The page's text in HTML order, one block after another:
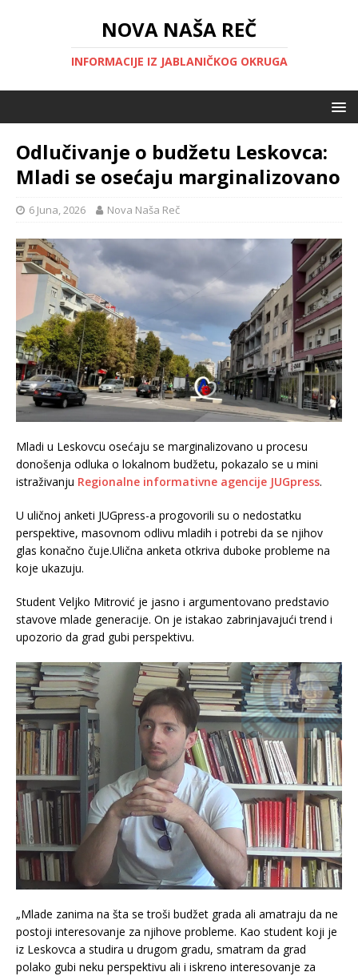
NOVA NAŠA REČ
INFORMACIJE IZ JABLANIČKOG OKRUGA
Odlučivanje o budžetu Leskovca:
Mladi se osećaju marginalizovano
6 Juna, 2026 Nova Naša Reč
Mladi u Leskovcu osećaju se marginalizovano u procesu
donošenja odluka o lokalnom budžetu, pokazalo se u mini
istraživanju Regionalne informativne agencije JUGpress.
U uličnoj anketi JUGpress-a progovorili su o nedostatku
perspektive, masovnom odlivu mladih i potrebi da se njihov
glas konačno čuje.Ulična anketa otkriva duboke probleme na
koje ukazuju.
Student Veljko Mitrović je jasno i argumentovano predstavio
stavove mlade generacije. On je istakao zabrinjavajući trend i
upozorio da grad gubi perspektivu.
„Mlade zanima na šta se troši budžet grada ali amatraju da ne
postoji interesovanje za njihove probleme. Kao student koji je
iz Leskovca a studira u drugom gradu, smatram da grad
polako gubi neku perspektivu ali i iskreno interesovanje za